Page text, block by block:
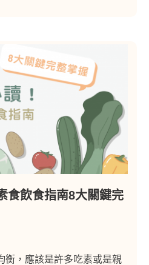
食飲食指南8大關鍵完
衡，應該是許多吃素或是親